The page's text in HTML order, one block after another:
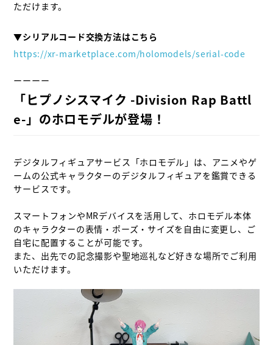
ただけます。
▼シリアルコード交換方法はこちら
https://xr-marketplace.com/holomodels/serial-code
「ヒプノシスマイク -Division Rap Battl
e-」のホロモデルが登場！
デジタルフィギュアサービス「ホロモデル」は、アニメやゲ
ームの公式キャラクターのデジタルフィギュアを鑑賞できる
サービスです。
スマートフォンやMRデバイスを活用して、ホロモデル本体
のキャラクターの表情・ポーズ・サイズを自由に変更し、ご
自宅に配置することが可能です。
また、出先での記念撮影や聖地巡礼など好きな場所でご利用
いただけます。